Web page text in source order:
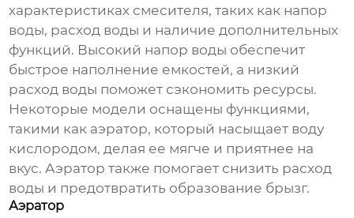
характеристиках смесителя, таких как напор
воды, расход воды и наличие дополнительных
функций. Высокий напор воды обеспечит
быстрое наполнение емкостей, а низкий
расход воды поможет сэкономить ресурсы.
Некоторые модели оснащены функциями,
такими как аэратор, который насыщает воду
кислородом, делая ее мягче и приятнее на
вкус. Аэратор также помогает снизить расход
воды и предотвратить образование брызг.
Аэратор